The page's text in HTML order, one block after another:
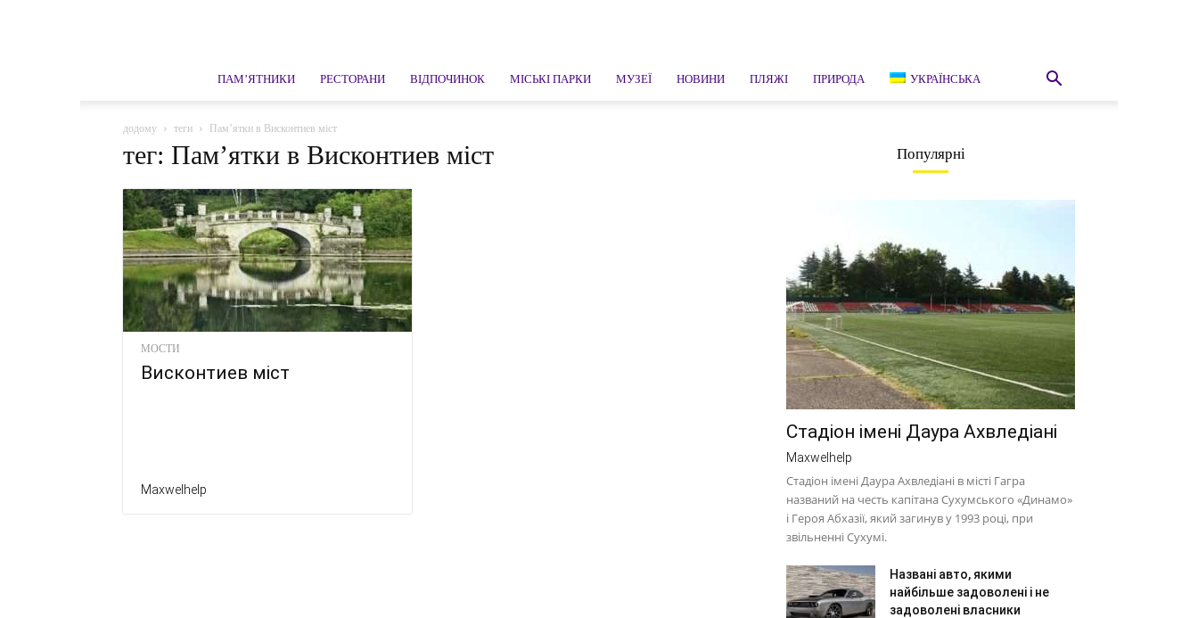
ПАМ’ЯТНИКИ РЕСТОРАНИ ВІДПОЧИНОК МІСЬКІ ПАРКИ МУЗЕЇ НОВИНИ ПЛЯЖІ ПРИРОДА УКРАЇНСЬКА
додому теги Пам’ятки в Висконтиев міст
тег: Пам’ятки в Висконтиев міст
МОСТИ
Висконтиев міст
Maxwelhelp
Популярні
Стадіон імені Даура Ахвледіані
Maxwelhelp
Стадіон імені Даура Ахвледіані в місті Гагра
названий на честь капітана Сухумського «Динамо»
і Героя Абхазії, який загинув у 1993 році, при
звільненні Сухумі.
Названі авто, якими
найбільше задоволені і не
задоволені власники